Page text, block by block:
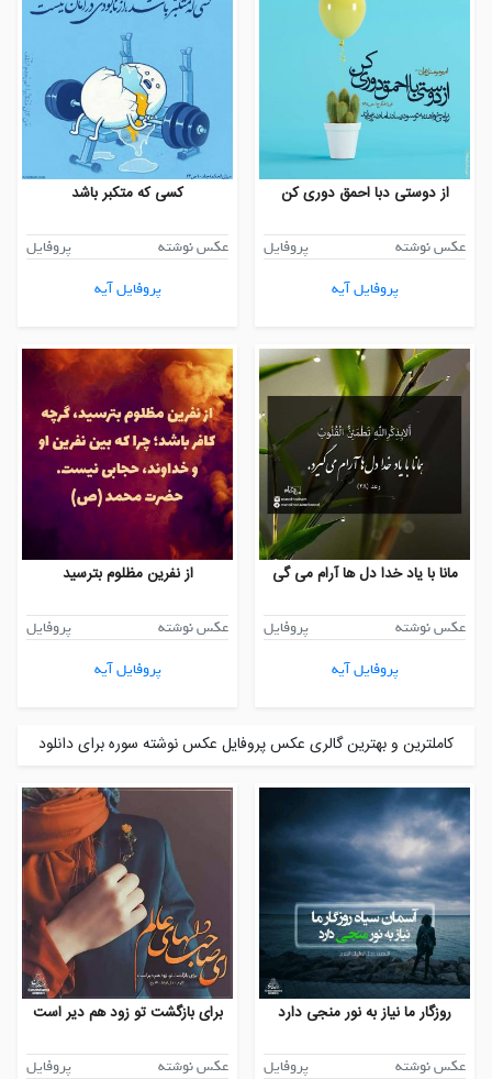
از دوستی دبا احمق دوری کن
عکس نوشته
پروفایل
پروفایل آیه
کسی که متکبر باشد
عکس نوشته
پروفایل
پروفایل آیه
مانا با یاد خدا دل ها آرام می گی
عکس نوشته
پروفایل
پروفایل آیه
از نفرین مظلوم بترسید
عکس نوشته
پروفایل
پروفایل آیه
کاملترین و بهترین گالری عکس پروفایل عکس نوشته سوره برای دانلود
روزگار ما نیاز به نور منجی دارد
عکس نوشته
پروفایل
برای بازگشت تو زود هم دیر است
عکس نوشته
پروفایل